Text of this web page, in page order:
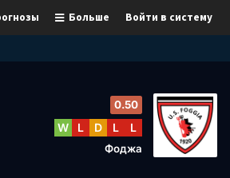
Войти в систему
Больше
0.50
W L D L L
Фоджа